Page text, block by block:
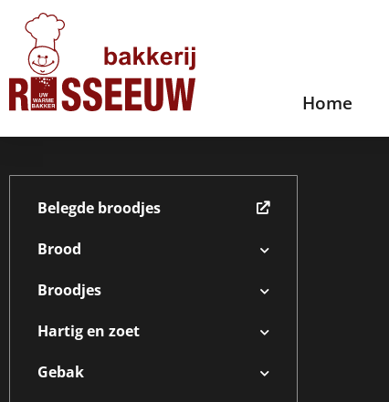
Home
Belegde broodjes
Brood
Broodjes
Hartig en zoet
Gebak